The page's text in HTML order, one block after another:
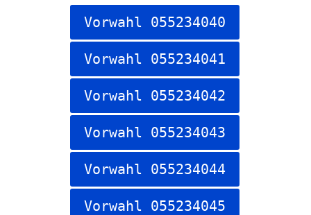
Vorwahl 055234040
Vorwahl 055234041
Vorwahl 055234042
Vorwahl 055234043
Vorwahl 055234044
Vorwahl 055234045